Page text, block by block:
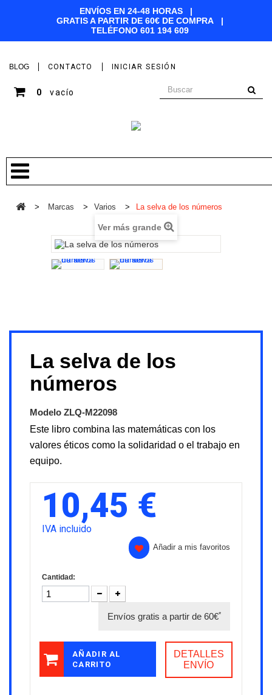
ENVÍOS EN 24-48 HORAS |
GRATIS A PARTIR DE 60€ DE COMPRA |
TELÉFONO 601 194 609
BLOG CONTACTO INICIAR SESIÓN
0 vacío
> Marcas > Varios > La selva de los números
Ver más grande
La selva de los
números
Modelo ZLQ-M22098
Este libro combina las matemáticas con los
valores éticos como la solidaridad o el trabajo en
equipo.
10,45 €
IVA incluido
Añadir a mis favoritos
Cantidad:
Envíos gratis a partir de 60€*
AÑADIR AL
CARRITO
DETALLES
ENVÍO